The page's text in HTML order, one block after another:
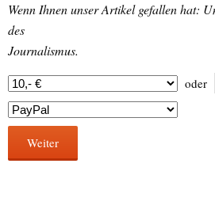
Wenn Ihnen unser Artikel gefallen hat:
des
Journalismus.
oder
Weiter